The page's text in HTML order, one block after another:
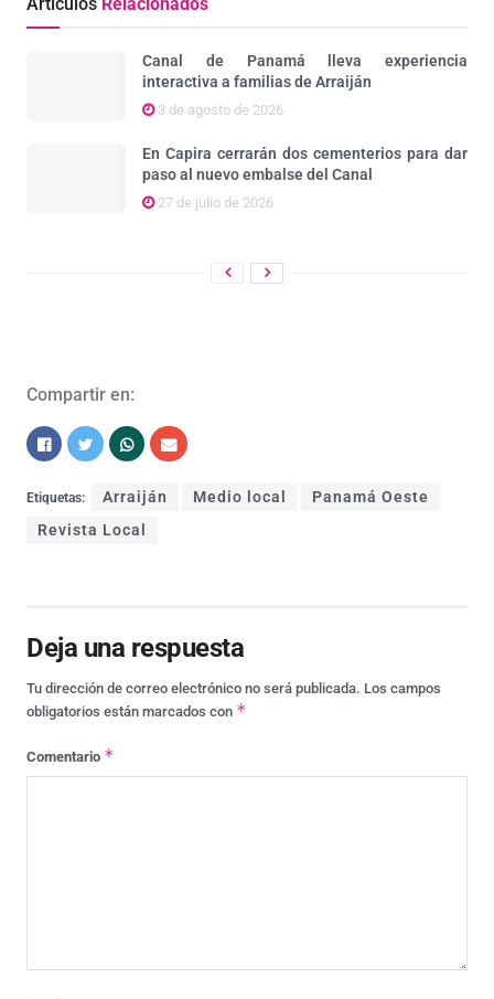
Canal de Panamá lleva experiencia
interactiva a familias de Arraiján
3 de agosto de 2026
En Capira cerrarán dos cementerios para dar
paso al nuevo embalse del Canal
27 de julio de 2026
Compartir en:
Etiquetas: Arraiján Medio local
Panamá Oeste
Revista Local
Deja una respuesta
Tu dirección de correo electrónico no será publicada. Los campos
obligatorios están marcados con *
Comentario *